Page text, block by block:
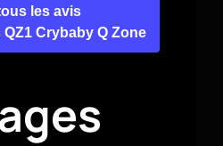
les avis
Crybaby Q Zone